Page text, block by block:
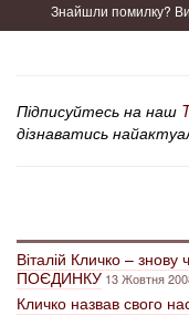
Знайшли помилку?
Підписуйтесь на наш
дізнаватись
Віталій Кличко –
ПОЄДИНКУ 13 Жовтня
Кличко назвав свого